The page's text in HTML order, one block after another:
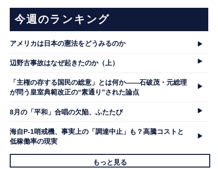
今週のランキング
アメリカは日本の憲法をどうみるのか
辺野古事故はなぜ起きたのか（上）
「主権の存する国民の総意」とは何か――石破茂・元総理
が問う皇室典範改正の“素通り”された論点
8月の「平和」合唱の欠陥、ふたたび
海自P-1哨戒機、事実上の「調達中止」も？高騰コストと
低稼働率の現実
もっと見る